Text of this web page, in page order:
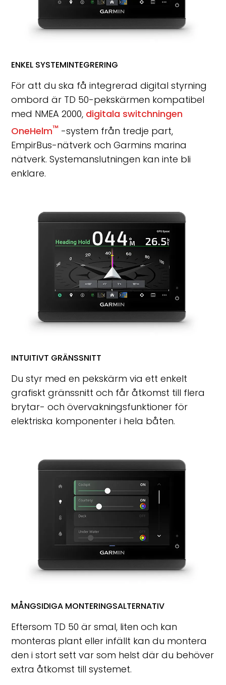
ENKEL SYSTEMINTEGRERING
För att du ska få integrerad digital styrning
ombord är TD 50-pekskärmen kompatibel
med NMEA 2000, digitala switchningen
OneHelm™ -system från tredje part,
EmpirBus-nätverk och Garmins marina
nätverk. Systemanslutningen kan inte bli
enklare.
INTUITIVT GRÄNSSNITT
Du styr med en pekskärm via ett enkelt
grafiskt gränssnitt och får åtkomst till flera
brytar- och övervakningsfunktioner för
elektriska komponenter i hela båten.
MÅNGSIDIGA MONTERINGSALTERNATIV
Eftersom TD 50 är smal, liten och kan
monteras plant eller infällt kan du montera
den i stort sett var som helst där du behöver
extra åtkomst till systemet.